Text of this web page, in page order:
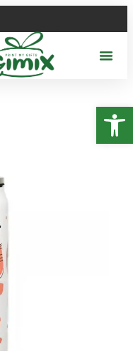
פתח סרגל נגישות